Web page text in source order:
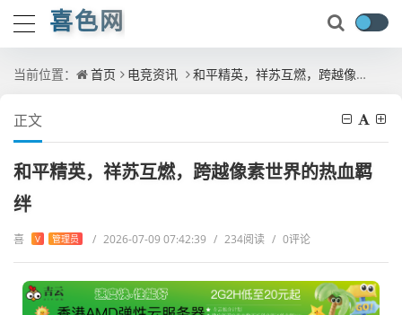
喜色网
当前位置： 首页 电竞资讯 和平精英，祥苏互燃，跨越像素世界的热血羁绊
正文
和平精英，祥苏互燃，跨越像素世界的热血羁
绊
喜 V 管理员 / 2026-07-09 07:42:39 / 234阅读 / 0评论